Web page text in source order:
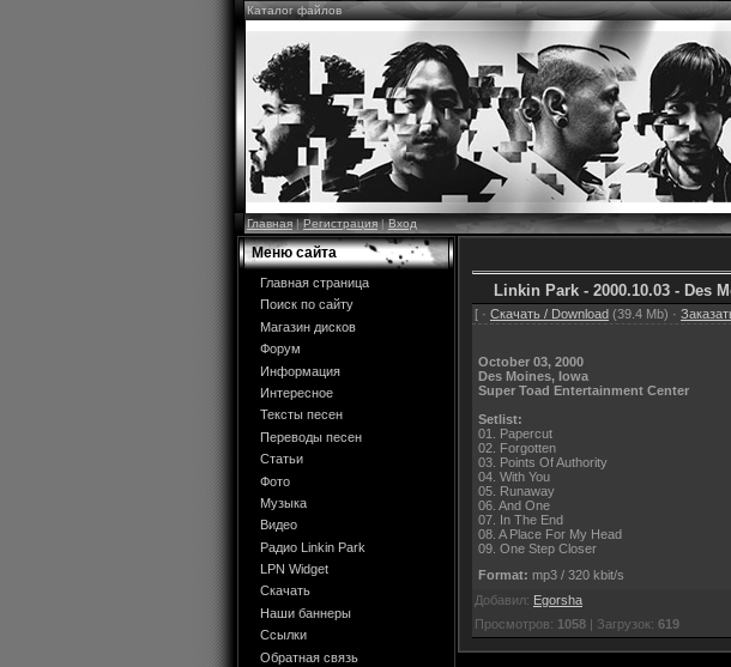
Каталог файлов
Главная|Регистрация|Вход
Меню сайта
Главная страница
Поиск по сайту
Магазин дисков
Форум
Информация
Интересное
Тексты песен
Переводы песен
Статьи
Фото
Музыка
Видео
Радио Linkin Park
LPN Widget
Скачать
Наши баннеры
Ссылки
Обратная связь
Linkin Park - 2000.10.03 - Des
[ · Скачать / Download (39.4 Mb) ·
October 03, 2000
Des Moines, Iowa
Super Toad Entertainment Center
Setlist:
01. Papercut
02. Forgotten
03. Points Of Authority
04. With You
05. Runaway
06. And One
07. In The End
08. A Place For My Head
09. One Step Closer
Format: mp3 / 320 kbit/s
Добавил: Egorsha
Просмотров: 1058 | Загрузок: 619